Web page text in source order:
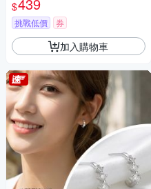
$439
挑戰低價 券
加入購物車